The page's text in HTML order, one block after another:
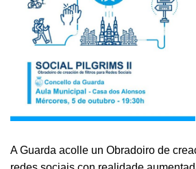
A Guarda acolle un Obradoiro de